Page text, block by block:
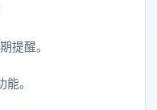
提醒。
。